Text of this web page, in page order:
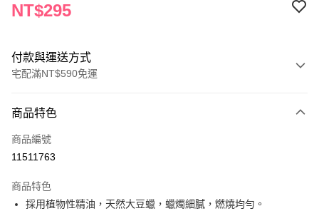
NT$295
付款與運送方式
宅配滿NT$590免運
POYA支付
信用卡一次付款
Apple Pay
商品特色
商品編號
11511763
商品特色
採用植物性精油，天然大豆蠟，蠟燭細膩，燃燒均勻。